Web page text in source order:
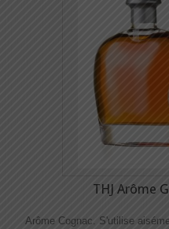
THJ Arôme
Arôme Cognac. S'utilise